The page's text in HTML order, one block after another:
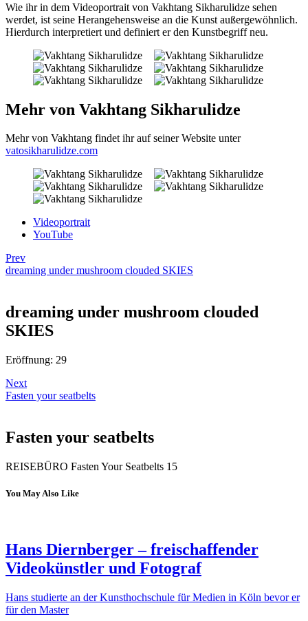
Wie ihr in dem Videoportrait von Vakhtang Sikharulidze sehen
werdet, ist seine Herangehensweise an die Kunst außergewöhnlich.
Hierdurch interpretiert und definiert er den Kunstbegriff neu.
Mehr von Vakhtang Sikharulidze
Mehr von Vakhtang findet ihr auf seiner Website unter
vatosikharulidze.com
Videoportrait
YouTube
Prev
dreaming under mushroom clouded SKIES
dreaming under mushroom clouded
SKIES
Eröffnung: 29
Next
Fasten your seatbelts
Fasten your seatbelts
REISEBÜRO Fasten Your Seatbelts 15
You May Also Like
Hans Diernberger – freischaffender
Videokünstler und Fotograf
Hans studierte an der Kunsthochschule für Medien in Köln bevor er
für den Master